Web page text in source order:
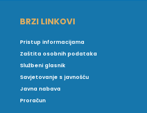
BRZI LINKOVI
Pristup informacijama
Zaštita osobnih podataka
Službeni glasnik
Savjetovanje s javnošću
Javna nabava
Proračun